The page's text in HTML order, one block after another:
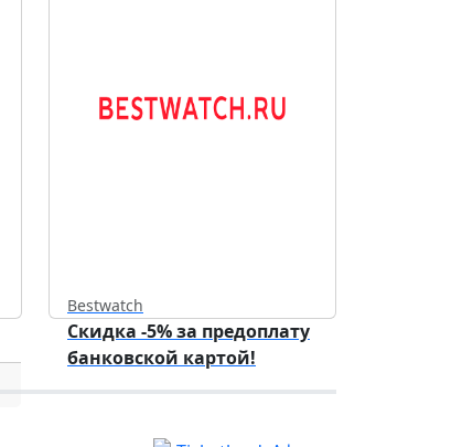
Bestwatch
Скидка -5% за предоплату
банковской картой!